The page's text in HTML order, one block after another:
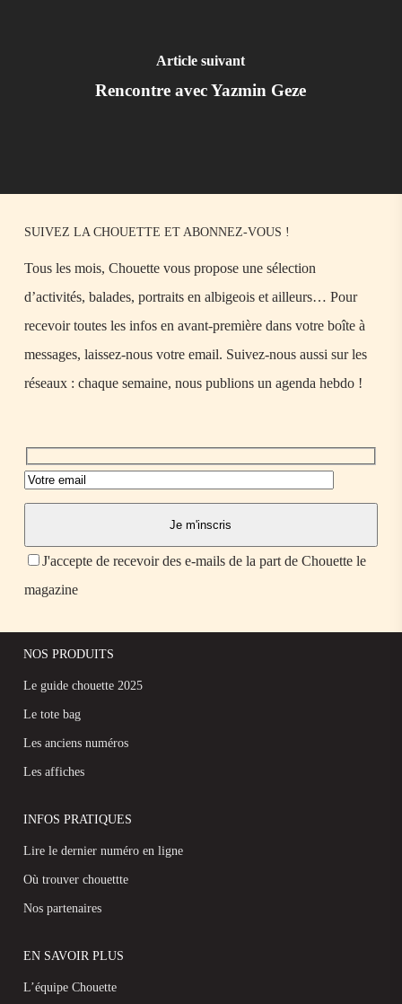
Article suivant
Rencontre avec Yazmin Geze
SUIVEZ LA CHOUETTE ET ABONNEZ-VOUS !
Tous les mois, Chouette vous propose une sélection
d’activités, balades, portraits en albigeois et ailleurs… Pour
recevoir toutes les infos en avant-première dans votre boîte à
messages, laissez-nous votre email. Suivez-nous aussi sur les
réseaux : chaque semaine, nous publions un agenda hebdo !
J'accepte de recevoir des e-mails de la part de Chouette le
magazine
NOS PRODUITS
Le guide chouette 2025
Le tote bag
Les anciens numéros
Les affiches
INFOS PRATIQUES
Lire le dernier numéro en ligne
Où trouver chouettte
Nos partenaires
EN SAVOIR PLUS
L’équipe Chouette